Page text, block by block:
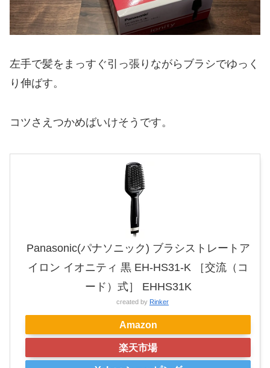
左手で髪をまっすぐ引っ張りながらブラシでゆっく
り伸ばす。
コツさえつかめばいけそうです。
Panasonic(パナソニック) ブラシストレートア
イロン イオニティ 黒 EH-HS31-K ［交流（コ
ード）式］ EHHS31K
created by Rinker
Amazon
楽天市場